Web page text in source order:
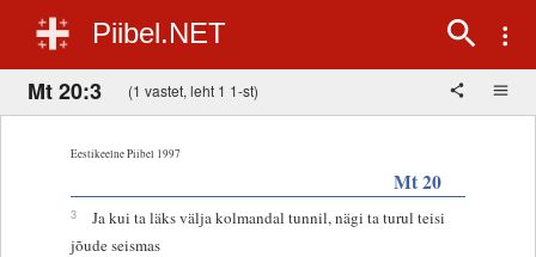
Piibel.NET
Mt 20:3 (1 vastet, leht 1 1-st)
Eestikeelne Piibel 1997
Mt 20
3
Ja kui ta läks välja kolmandal tunnil, nägi ta turul teisi
jõude seismas